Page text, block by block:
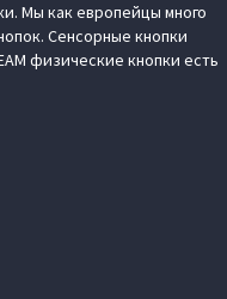
Мы как европейцы много
Сенсорные кнопки
физические кнопки есть